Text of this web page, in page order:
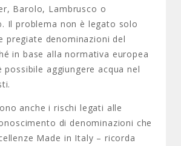
Barolo, Lambrusco o
Il problema non è legato solo
pregiate denominazioni del
in base alla normativa europea
possibile aggiungere acqua nel
anche i rischi legati alle
di denominazioni che
Made in Italy – ricorda